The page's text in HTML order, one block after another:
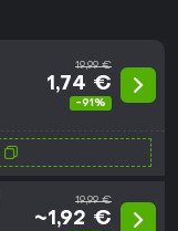
19,99 €
1,74 €
-91%
19,99 €
~1,92 €